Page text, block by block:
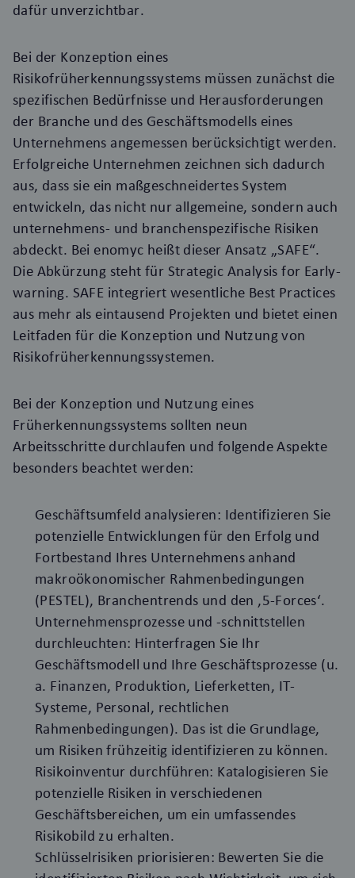
dafür unverzichtbar.
Bei der Konzeption eines
Risikofrüherkennungssystems müssen zunächst die
spezifischen Bedürfnisse und Herausforderungen
der Branche und des Geschäftsmodells eines
Unternehmens angemessen berücksichtigt werden.
Erfolgreiche Unternehmen zeichnen sich dadurch
aus, dass sie ein maßgeschneidertes System
entwickeln, das nicht nur allgemeine, sondern auch
unternehmens- und branchenspezifische Risiken
abdeckt. Bei enomyc heißt dieser Ansatz „SAFE“.
Die Abkürzung steht für Strategic Analysis for Early-
warning. SAFE integriert wesentliche Best Practices
aus mehr als eintausend Projekten und bietet einen
Leitfaden für die Konzeption und Nutzung von
Risikofrüherkennungssystemen.
Bei der Konzeption und Nutzung eines
Früherkennungssystems sollten neun
Arbeitsschritte durchlaufen und folgende Aspekte
besonders beachtet werden:
Geschäftsumfeld analysieren: Identifizieren Sie
potenzielle Entwicklungen für den Erfolg und
Fortbestand Ihres Unternehmens anhand
makroökonomischer Rahmenbedingungen
(PESTEL), Branchentrends und den ‚5-Forces‘.
Unternehmensprozesse und -schnittstellen
durchleuchten: Hinterfragen Sie Ihr
Geschäftsmodell und Ihre Geschäftsprozesse (u.
a. Finanzen, Produktion, Lieferketten, IT-
Systeme, Personal, rechtlichen
Rahmenbedingungen). Das ist die Grundlage,
um Risiken frühzeitig identifizieren zu können.
Risikoinventur durchführen: Katalogisieren Sie
potenzielle Risiken in verschiedenen
Geschäftsbereichen, um ein umfassendes
Risikobild zu erhalten.
Schlüsselrisiken priorisieren: Bewerten Sie die